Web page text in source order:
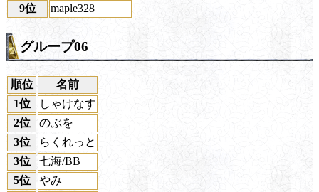
9位 maple328
グループ06
順位
名前
1位
しゃけなす
2位
のぶを
3位
らくれっと
3位
七海/BB
5位
やみ